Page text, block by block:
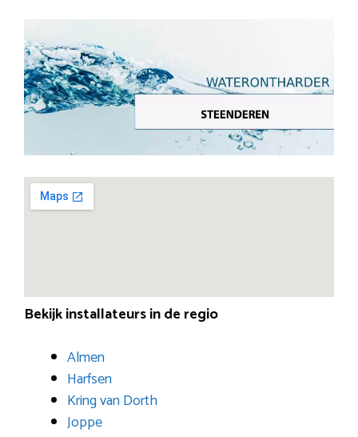
Bekijk installateurs in de regio
Almen
Harfsen
Kring van Dorth
Joppe